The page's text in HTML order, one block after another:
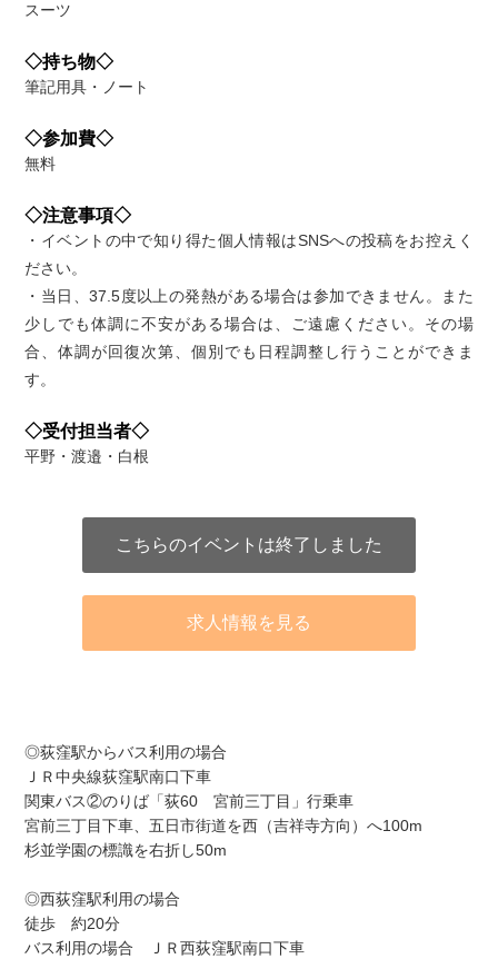
スーツ
◇持ち物◇
筆記用具・ノート
◇参加費◇
無料
◇注意事項◇
・イベントの中で知り得た個人情報はSNSへの投稿をお控えく
ださい。
・当日、37.5度以上の発熱がある場合は参加できません。また
少しでも体調に不安がある場合は、ご遠慮ください。その場
合、体調が回復次第、個別でも日程調整し行うことができま
す。
◇受付担当者◇
平野・渡邉・白根
こちらのイベントは終了しました
求人情報を見る
◎荻窪駅からバス利用の場合
ＪＲ中央線荻窪駅南口下車
関東バス②のりば「荻60 宮前三丁目」行乗車
宮前三丁目下車、五日市街道を西（吉祥寺方向）へ100m
杉並学園の標識を右折し50m
◎西荻窪駅利用の場合
徒歩 約20分
バス利用の場合 ＪＲ西荻窪駅南口下車